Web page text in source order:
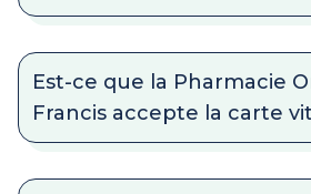
Est-ce que la Pharmacie
Francis accepte la carte